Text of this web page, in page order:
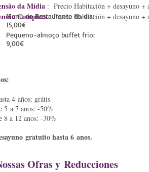
Menu do Restaurante do dia:
15,00€
Ofras y Reducciones
Pequeno-almoço buffet frio:
9,00€
4 años: grátis
5 a 7 anos: -50%
8 a 12 anos: -30%
gratuito hasta 6 anos.
da Mídia : Precio Habitación + desayuno +
Completa: Precio Habitación + desayuno +